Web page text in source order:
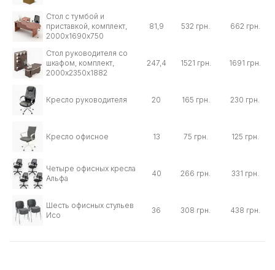
Стол с тумбой и
приставкой, комплект,
2000х1690х750
81,9 532 грн. 662 грн.
Стол руководителя со
шкафом, комплект,
2000х2350х1882
247,4 1521 грн. 1691 грн.
Кресло руководителя 20 165 грн. 230 грн.
Кресло офисное 13 75 грн. 125 грн.
Четыре офисных кресла
Альфа
40 266 грн. 331 грн.
Шесть офисных стульев
Исо
36 308 грн. 438 грн.